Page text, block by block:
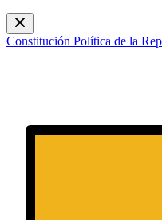
Constitución Política de la